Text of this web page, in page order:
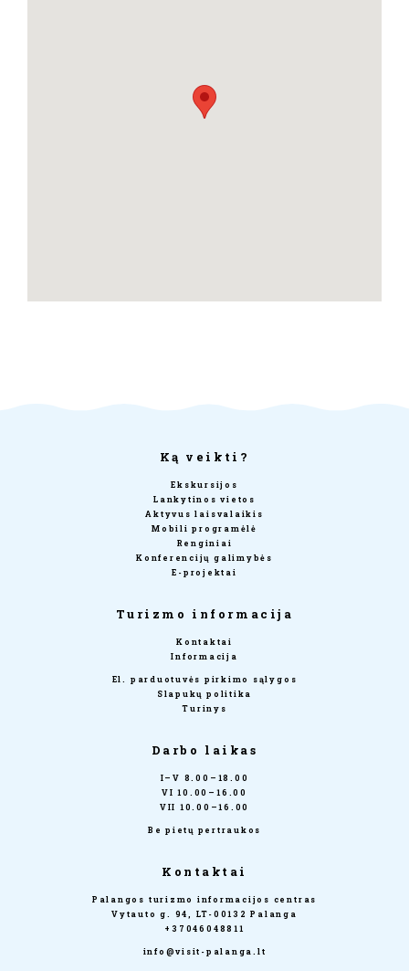
Ką veikti?
Ekskursijos
Lankytinos vietos
Aktyvus laisvalaikis
Mobili programėlė
Renginiai
Konferencijų galimybės
E-projektai
Turizmo informacija
Kontaktai
Informacija
El. parduotuvės pirkimo sąlygos
Slapukų politika
Turinys
Darbo laikas
I–V 8.00–18.00
VI 10.00–16.00
VII 10.00–16.00
Be pietų pertraukos
Kontaktai
Palangos turizmo informacijos centras
Vytauto g. 94, LT-00132 Palanga
+37046048811
info@visit-palanga.lt